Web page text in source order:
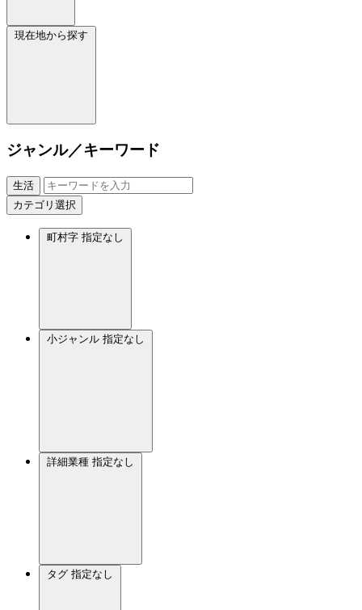
現在地から探す
ジャンル／キーワード
生活
カテゴリ選択
町村字 指定なし
小ジャンル 指定なし
詳細業種 指定なし
タグ 指定なし